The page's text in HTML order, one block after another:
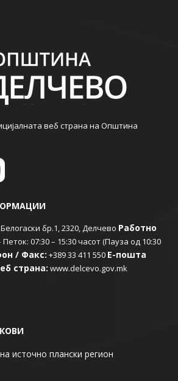
веб страна на Општина
бр.1, 2320, Делчево Работно
07:30 – 15:30 часот (Пауза од 10:30
/ Факс: +389 33 411 550 Е-пошта
страна: www.delcevo.gov.mk
источно плански регион